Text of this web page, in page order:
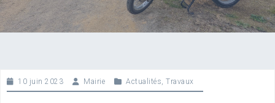
10 juin 2023 Mairie Actualités, Travaux